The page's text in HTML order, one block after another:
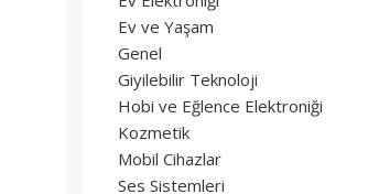
Ev ve Yaşam
Genel
Giyilebilir Teknoloji
Hobi ve Eğlence Elektroniği
Kozmetik
Mobil Cihazlar
Ses Sistemleri